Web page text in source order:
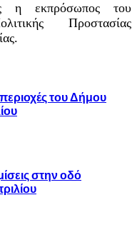
η εκπρόσωπος του
Προστασίας
του Δήμου
στην οδό